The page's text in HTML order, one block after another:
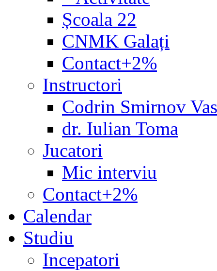
Școala 22
CNMK Galați
Contact+2%
Instructori
Codrin Smirnov
dr. Iulian Toma
Jucatori
Mic interviu
Contact+2%
Calendar
Studiu
Incepatori